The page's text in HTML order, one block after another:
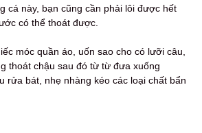
cá này, bạn cũng cần phải lôi được hết
có thể thoát được.
móc quần áo, uốn sao cho có lưỡi câu,
thoát chậu sau đó từ từ đưa xuống
rửa bát, nhẹ nhàng kéo các loại chất bẩn